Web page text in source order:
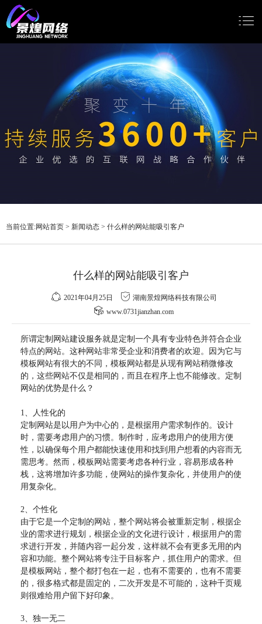
小程序开发
Google推广
关于我们
当前位置:网站首页 > 新闻动态 > 什么样的网站能吸引客户
什么样的网站能吸引客户
2021年04月25日
湖南景煌网络科技有限公司
www.0731jianzhan.com
所谓定制网站建设服务就是定制一个具有专业特色并符合企业
特点的网站。这种网站非常受企业和消费者的欢迎。因为它与
模板网站有很大的不同，模板网站都是从现有网站稍微修改
的，这些网站不仅是相同的，而且在程序上也不能修改。定制
网站的优势是什么？
1、人性化的
定制网站是以用户为中心的，是根据用户需求制作的。设计
时，需要考虑用户的习惯。制作时，应考虑用户的使用方便
性，以确保每个用户都能快速使用和找到用户想看的内容而无
需思考。然而，模板网站需要考虑各种行业，容易形成各种
栈，这将增加许多功能，使网站的操作复杂化，并使用户的使
用复杂化。
2、个性化
由于它是一个定制的网站，整个网站将会被重新定制，根据企
业的需求进行规划，根据企业的文化进行设计，根据用户的需
求进行开发，并随内容一起分发，这样就不会有更多无用的内
容和功能。整个网站将专注于目标客户，抓住用户的需求。但
是模板网站，整个都打包在一起，也有不需要的，也有不需要
的，很多格式都是固定的，二次开发是不可能的，这种千页规
则很难给用户留下好印象。
3、独一无二